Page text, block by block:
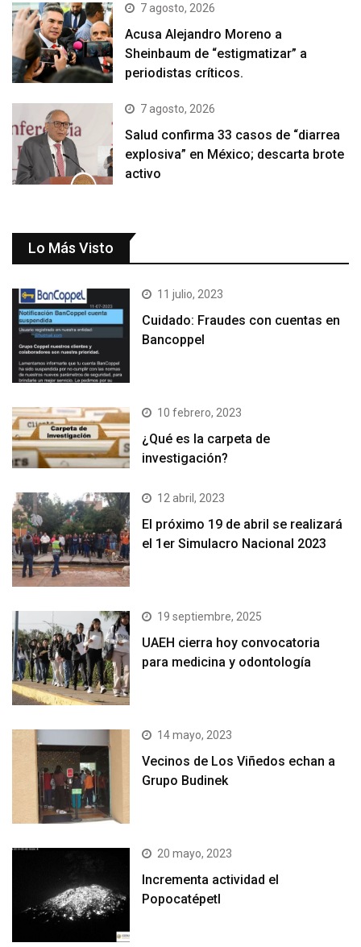
7 agosto, 2026
Acusa Alejandro Moreno a
Sheinbaum de “estigmatizar” a
periodistas críticos.
7 agosto, 2026
Salud confirma 33 casos de “diarrea
explosiva” en México; descarta brote
activo
Lo Más Visto
11 julio, 2023
Cuidado: Fraudes con cuentas en
Bancoppel
10 febrero, 2023
¿Qué es la carpeta de
investigación?
12 abril, 2023
El próximo 19 de abril se realizará
el 1er Simulacro Nacional 2023
19 septiembre, 2025
UAEH cierra hoy convocatoria
para medicina y odontología
14 mayo, 2023
Vecinos de Los Viñedos echan a
Grupo Budinek
20 mayo, 2023
Incrementa actividad el
Popocatépetl